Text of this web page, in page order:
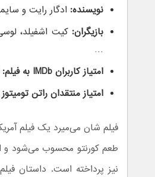
نویسنده: ادگار رایت و
بازیگران: کیت اشفیلد،
…
امتیاز کاربران IMDb به فیلم:
امتیاز منتقدان راتن
فیلم شان می‌میرد یک فیلم
طعم کورنتو محسوب می‌شود و
نیز پرداخته است. داستان